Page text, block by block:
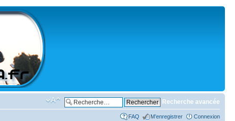
Recherche avancée
FAQ M’enregistrer Connexion